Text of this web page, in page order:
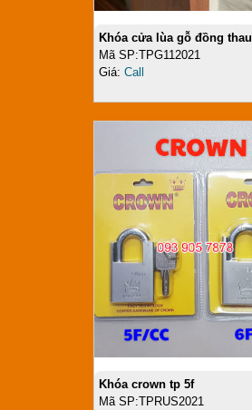
Khóa cửa lùa gỗ đồng thau
Mã SP:TPG112021
Giá: Call
Khóa crown tp 5f
Mã SP:TPRUS2021